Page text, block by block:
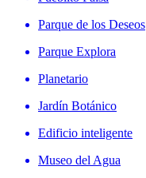
Parque de los Deseos
Parque Explora
Planetario
Jardín Botánico
Edificio inteligente
Museo del Agua